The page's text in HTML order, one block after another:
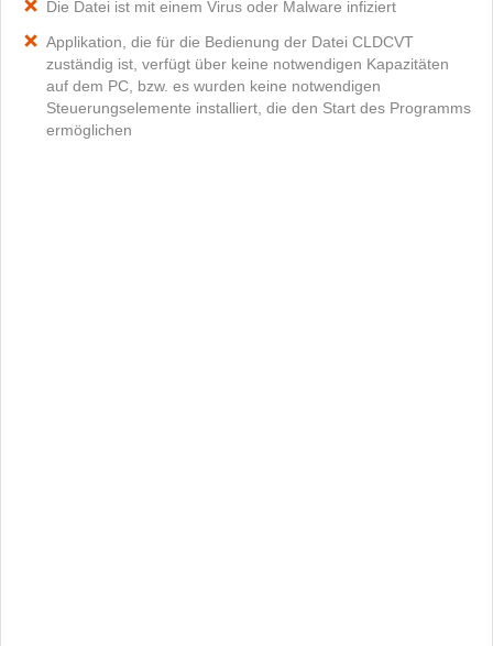
Die Datei ist mit einem Virus oder Malware infiziert
Applikation, die für die Bedienung der Datei CLDCVT
zuständig ist, verfügt über keine notwendigen Kapazitäten
auf dem PC, bzw. es wurden keine notwendigen
Steuerungselemente installiert, die den Start des Programms
ermöglichen